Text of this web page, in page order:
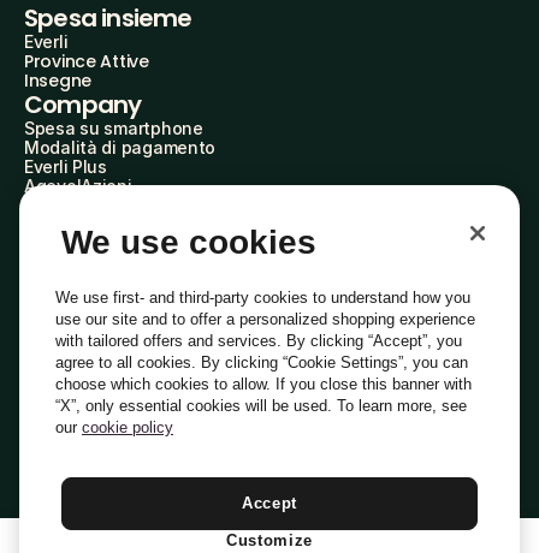
Spesa insieme
Everli
Province Attive
Insegne
Company
Spesa su smartphone
Modalità di pagamento
Everli Plus
AgevolAzioni
Everli Shoppers
Scopri chi siamo
Domande frequenti
Lavora con noi
Diventa Shopper
Investitori
PrivacyCookiePreferenze Cookie
Termini e Condizioni
Italiano
We use cookies
We use first- and third-party cookies to understand how you
use our site and to offer a personalized shopping experience
with tailored offers and services. By clicking “Accept”, you
agree to all cookies. By clicking “Cookie Settings”, you can
choose which cookies to allow. If you close this banner with
“X”, only essential cookies will be used. To learn more, see
our cookie policy
Accept
Customize